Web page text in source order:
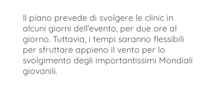
Il piano prevede di svolgere le clinic in
alcuni giorni dell’evento, per due ore al
giorno. Tuttavia, i tempi saranno flessibili
per sfruttare appieno il vento per lo
svolgimento degli importantissimi Mondiali
giovanili.